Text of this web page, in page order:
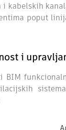
kabelskih
poput
i
BIM